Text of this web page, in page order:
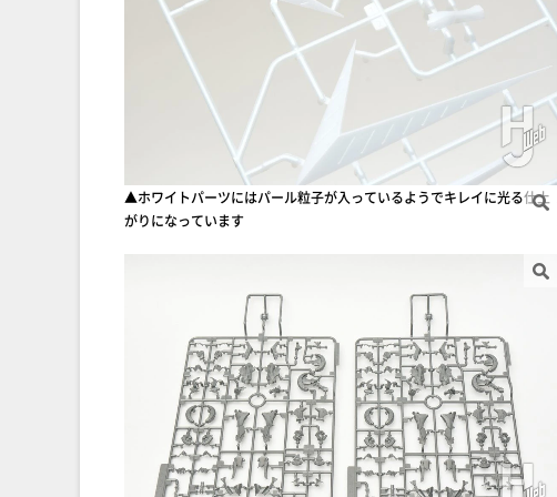
▲ホワイトパーツにはパール粒子が入っているようでキレイに光る仕上
がりになっています